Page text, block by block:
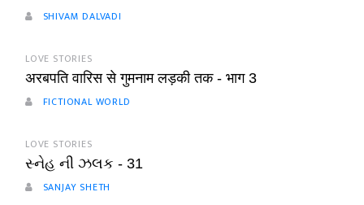
SHIVAM DALVADI
LOVE STORIES
अरबपति वारिस से गुमनाम लड़की तक - भाग 3
FICTIONAL WORLD
LOVE STORIES
સ્નેહ ની ઝલક - 31
SANJAY SHETH